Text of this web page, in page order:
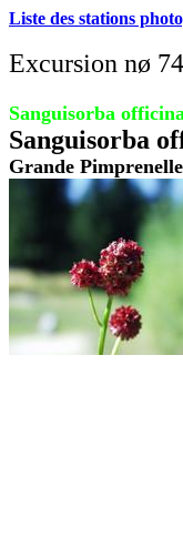
Liste des stations
Excursion nø
Sanguisorba
Sanguisorba
Grande